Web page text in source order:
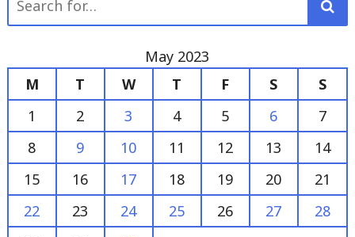
for:
May 2023
M
T W T F S
S
1
2 3 4 5 6
7
8
9 10 11 12 13
14
15
16 17 18 19 20
21
22
23 24 25 26 27
28